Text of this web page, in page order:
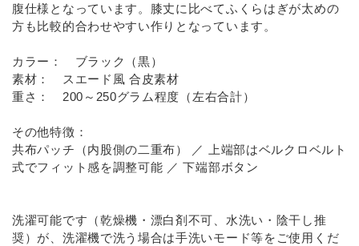
腹仕様となっています。膝丈に比べてふくらはぎが太めの
方も比較的合わせやすい作りとなっています。
カラー： ブラック（黒）
素材： スエード風 合皮素材
重さ： 200～250グラム程度（左右合計）
その他特徴：
共布パッチ（内股側の二重布） ／ 上端部はベルクロベルト
式でフィット感を調整可能 ／ 下端部ボタン
洗濯可能です（乾燥機・漂白剤不可、水洗い・陰干し推
奨）が、洗濯機で洗う場合は手洗いモード等をご使用くだ